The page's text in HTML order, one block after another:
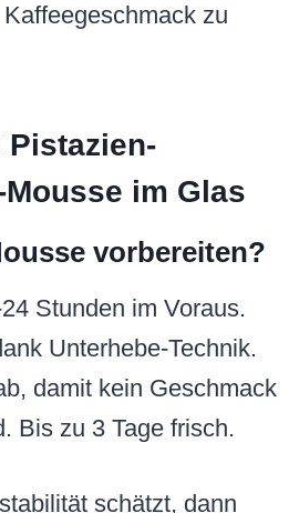
zu
Pistazien-
im Glas
vorbereiten?
Stunden im Voraus.
Unterhebe-Technik.
damit kein Geschmack
Bis zu 3 Tage frisch.
schätzt, dann